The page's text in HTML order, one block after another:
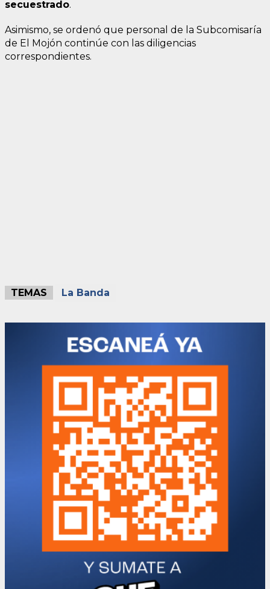
secuestrado.
Asimismo, se ordenó que personal de la Subcomisaría
de El Mojón continúe con las diligencias
correspondientes.
TEMAS La Banda